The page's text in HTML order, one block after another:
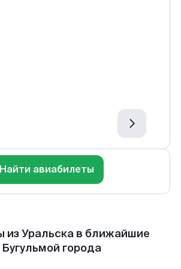
Найти авиабилеты
из Уральска в ближайшие
Бугульмой города